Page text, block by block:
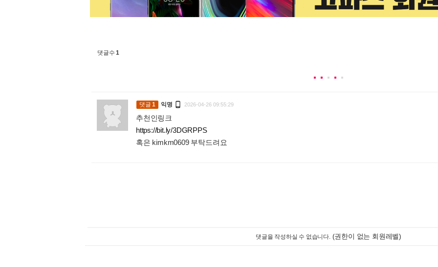
댓글수1
댓글1 익명  2026-04-26 09:55:29
추천인링크
https://bit.ly/3DGRPPS
혹은 kimkm0609 부탁드려요
댓글을 작성하실 수 없습니다. (권한이 없는 회원레벨)